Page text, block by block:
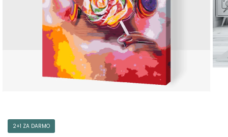
2+1 ZA DARMO